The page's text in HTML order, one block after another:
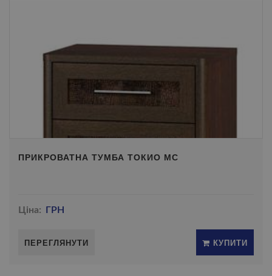
ПРИКРОВАТНА ТУМБА ТОКИО МС
Ціна: ГРН
ПЕРЕГЛЯНУТИ КУПИТИ